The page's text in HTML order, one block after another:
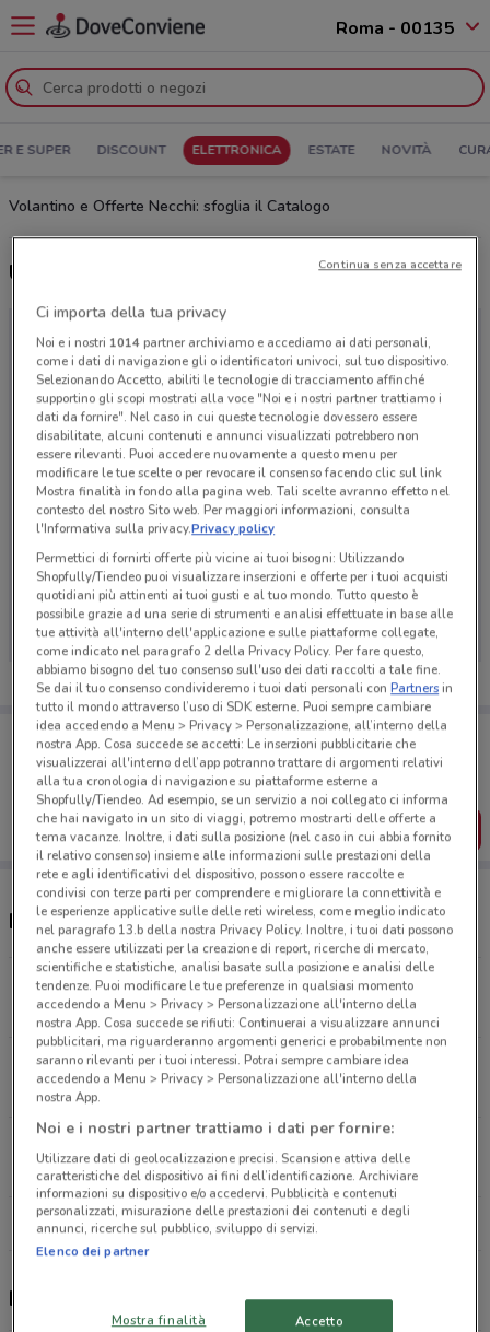
Roma - 00135
E SUPER DISCOUNT ELETTRONICA ESTATE NOVITÀ
Volantino e Offerte Necchi: sfoglia il Catalogo
Ultime offerte del volantino Necchi
Ci dispiace, al momento non abbiamo pubblicato
volantini nella tua zona. Riprova più tardi.
Porta DoveConviene sempre con te!
Puoi trovare le migliori offerte dei negozi vicino a te,
salvarle e creare la tua lista del risparmio, comodamente
dal tuo cellulare.
SCARICA L’APP
Negozi Necchi nelle vicinanze
Largo Boccea, 18 Roma
4.2 km
Piazza Jonio, 15 Roma
6 km
Via Del Mare, 84 Albano Laziale
26.6 km
Tutti i negozi Necchi
Necchi, offerte e negozi
Ci importa della tua privacy
Noi e i nostri 1014partner archiviamo e accediamo ai dati personali,
come i dati di navigazione gli o identificatori univoci, sul tuo dispositivo.
Selezionando Accetto, abiliti le tecnologie di tracciamento affinché
supportino gli scopi mostrati alla voce "Noi e i nostri partner trattiamo i
dati da fornire". Nel caso in cui queste tecnologie dovessero essere
disabilitate, alcuni contenuti e annunci visualizzati potrebbero non
essere rilevanti. Puoi accedere nuovamente a questo menu per
modificare le tue scelte o per revocare il consenso facendo clic sul link
Mostra finalità in fondo alla pagina web. Tali scelte avranno effetto nel
contesto del nostro Sito web. Per maggiori informazioni, consulta
l'Informativa sulla privacy.Privacy policy
Permettici di fornirti offerte più vicine ai tuoi bisogni: Utilizzando
Shopfully/Tiendeo puoi visualizzare inserzioni e offerte per i tuoi acquisti
quotidiani più attinenti ai tuoi gusti e al tuo mondo. Tutto questo è
possibile grazie ad una serie di strumenti e analisi effettuate in base alle
tue attività all'interno dell'applicazione e sulle piattaforme collegate,
come indicato nel paragrafo 2 della Privacy Policy. Per fare questo,
abbiamo bisogno del tuo consenso sull'uso dei dati raccolti a tale fine.
Se dai il tuo consenso condivideremo i tuoi dati personali conPartnersin
tutto il mondo attraverso l’uso di SDK esterne. Puoi sempre cambiare
idea accedendo a Menu > Privacy > Personalizzazione, all’interno della
nostra App. Cosa succede se accetti: Le inserzioni pubblicitarie che
visualizzerai all'interno dell’app potranno trattare di argomenti relativi
alla tua cronologia di navigazione su piattaforme esterne a
Shopfully/Tiendeo. Ad esempio, se un servizio a noi collegato ci informa
che hai navigato in un sito di viaggi, potremo mostrarti delle offerte a
tema vacanze. Inoltre, i dati sulla posizione (nel caso in cui abbia fornito
il relativo consenso) insieme alle informazioni sulle prestazioni della
rete e agli identificativi del dispositivo, possono essere raccolte e
condivisi con terze parti per comprendere e migliorare la connettività e
le esperienze applicative sulle delle reti wireless, come meglio indicato
nel paragrafo 13.b della nostra Privacy Policy. Inoltre, i tuoi dati possono
anche essere utilizzati per la creazione di report, ricerche di mercato,
scientifiche e statistiche, analisi basate sulla posizione e analisi delle
tendenze. Puoi modificare le tue preferenze in qualsiasi momento
accedendo a Menu > Privacy > Personalizzazione all'interno della
nostra App. Cosa succede se rifiuti: Continuerai a visualizzare annunci
pubblicitari, ma riguarderanno argomenti generici e probabilmente non
saranno rilevanti per i tuoi interessi. Potrai sempre cambiare idea
accedendo a Menu > Privacy > Personalizzazione all'interno della
nostra App.
Noi e i nostri partner trattiamo i dati per fornire:
Utilizzare dati di geolocalizzazione precisi. Scansione attiva delle
caratteristiche del dispositivo ai fini dell’identificazione. Archiviare
informazioni su dispositivo e/o accedervi. Pubblicità e contenuti
personalizzati, misurazione delle prestazioni dei contenuti e degli
annunci, ricerche sul pubblico, sviluppo di servizi.
Elenco dei partner
Mostra finalità Accetto
Continua senza accettare